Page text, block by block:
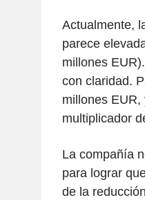
Actualmente,
parece
millones
con claridad.
millones
multiplicador
La compañía
para lograr
de la